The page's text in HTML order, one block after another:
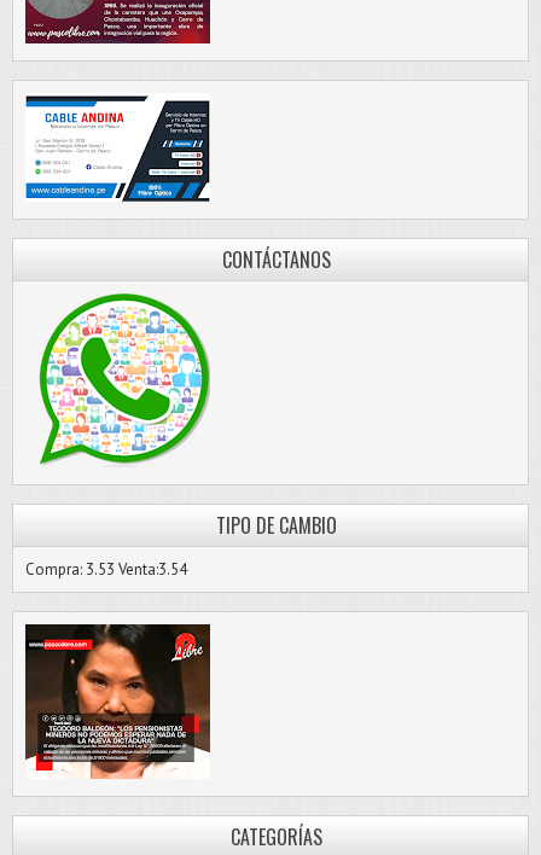
CONTÁCTANOS
TIPO DE CAMBIO
Compra: 3.53 Venta:3.54
CATEGORÍAS